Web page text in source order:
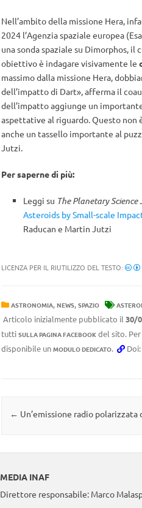
Nell’ambito della missione Hera,
2024 l’Agenzia spaziale europea
una sonda spaziale su Dimorphos, il
obiettivo è indagare visivamente le
massimo dalla missione Hera,
dell’impatto di Dart», afferma il
dell’impatto aggiunge un
aspettative al riguardo. Questo non
anche un tassello importante al
Jutzi.
Per saperne di più:
Leggi su The Planetary
Asteroids by Small-scale
Raducan e Martin Jutzi
LICENZA PER IL RIUTILIZZO DEL TESTO:
ASTRONOMIA, NEWS, SPAZIO
Articolo inizialmente pubblicato il 30/
tutti SULLA PAGINA FACEBOOKdel sito. Per
disponibile un MODULO DEDICATO. Doi:
Navigazione articolo
← Un’emissione radio polarizzata
MEDIA INAF
Direttore responsabile: Marco